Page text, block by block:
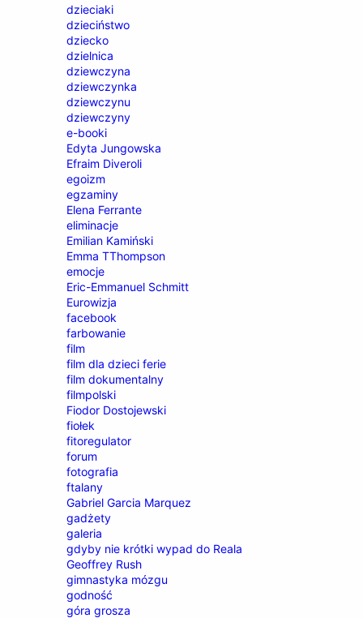
dzieciaki
dzieciństwo
dziecko
dzielnica
dziewczyna
dziewczynka
dziewczynu
dziewczyny
e-booki
Edyta Jungowska
Efraim Diveroli
egoizm
egzaminy
Elena Ferrante
eliminacje
Emilian Kamiński
Emma TThompson
emocje
Eric-Emmanuel Schmitt
Eurowizja
facebook
farbowanie
film
film dla dzieci ferie
film dokumentalny
filmpolski
Fiodor Dostojewski
fiołek
fitoregulator
forum
fotografia
ftalany
Gabriel Garcia Marquez
gadżety
galeria
gdyby nie krótki wypad do Reala
Geoffrey Rush
gimnastyka mózgu
godność
góra grosza